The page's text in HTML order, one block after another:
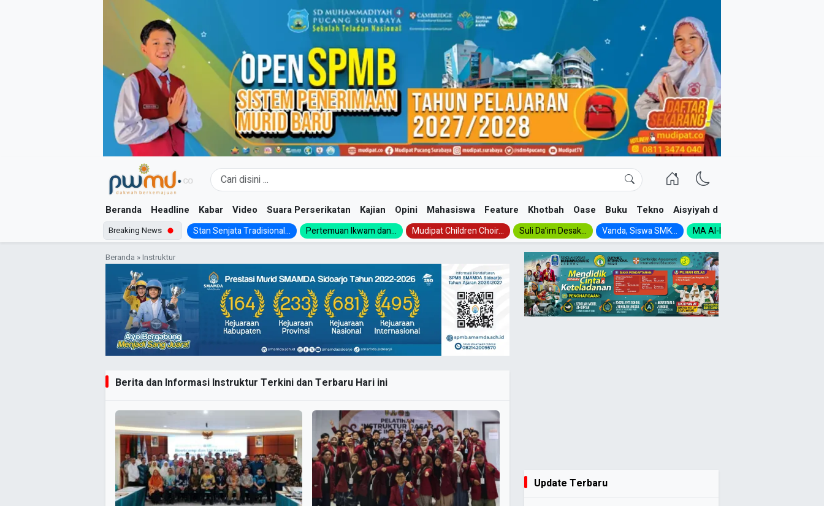
Beranda Headline Kabar Video Suara Perserikatan Kajian Opini Mahasiswa Feature Khotbah Oase Buku Tekno Aisyiyah dan NA
Breaking News Stan Senjata Tradisional... Pertemuan Ikwam dan... Mudipat Children Choir... Suli Da’im Desak... Vanda, Siswa SMK... MA Al-Ishlah Gelar...
Beranda »Instruktur
Berita dan Informasi Instruktur Terkini dan Terbaru Hari ini
Update Terbaru